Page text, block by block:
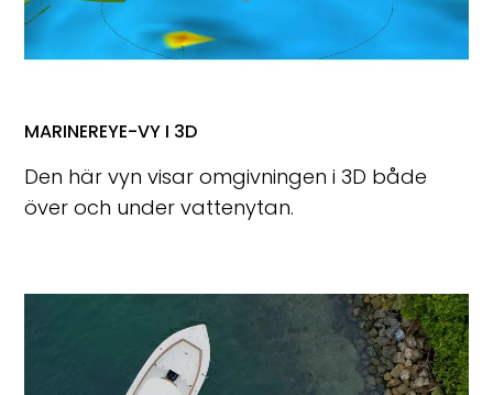
MARINEREYE-VY I 3D
Den här vyn visar omgivningen i 3D både
över och under vattenytan.